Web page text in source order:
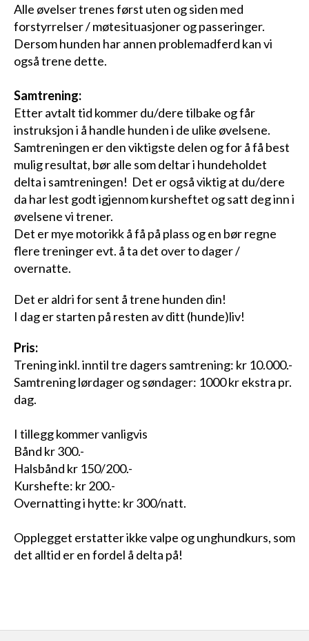
Alle øvelser trenes først uten og siden med
forstyrrelser / møtesituasjoner og passeringer.
Dersom hunden har annen problemadferd kan vi
også trene dette.
Samtrening:
Etter avtalt tid kommer du/dere tilbake og får
instruksjon i å handle hunden i de ulike øvelsene.
Samtreningen er den viktigste delen og for å få best
mulig resultat, bør alle som deltar i hundeholdet
delta i samtreningen! Det er også viktig at du/dere
da har lest godt igjennom kursheftet og satt deg inn i
øvelsene vi trener.
Det er mye motorikk å få på plass og en bør regne
flere treninger evt. å ta det over to dager /
overnatte.
Det er aldri for sent å trene hunden din!
I dag er starten på resten av ditt (hunde)liv!
Pris:
Trening inkl. inntil tre dagers samtrening: kr 10.000.-
Samtrening lørdager og søndager: 1000 kr ekstra pr.
dag.
I tillegg kommer vanligvis
Bånd kr 300.-
Halsbånd kr 150/200.-
Kurshefte: kr 200.-
Overnatting i hytte: kr 300/natt.
Opplegget erstatter ikke valpe og unghundkurs, som
det alltid er en fordel å delta på!